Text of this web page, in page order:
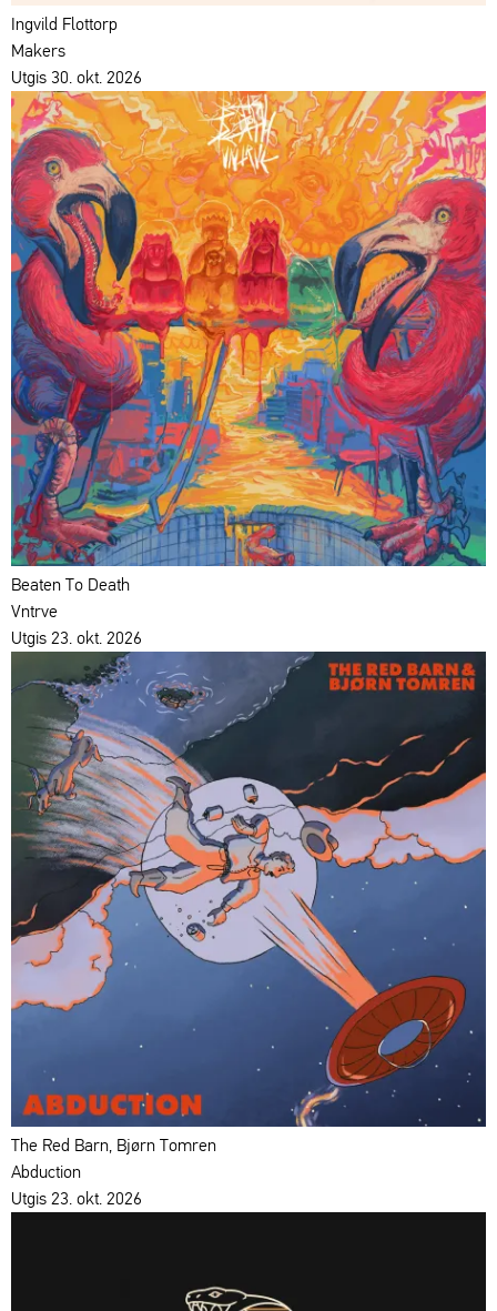
Ingvild Flottorp
Makers
Utgis 30. okt. 2026
Beaten To Death
Vntrve
Utgis 23. okt. 2026
The Red Barn, Bjørn Tomren
Abduction
Utgis 23. okt. 2026